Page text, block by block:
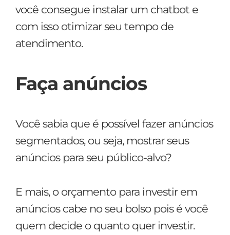
você consegue instalar um chatbot e
com isso otimizar seu tempo de
atendimento.
Faça anúncios
Você sabia que é possível fazer anúncios
segmentados, ou seja, mostrar seus
anúncios para seu público-alvo?
E mais, o orçamento para investir em
anúncios cabe no seu bolso pois é você
quem decide o quanto quer investir.